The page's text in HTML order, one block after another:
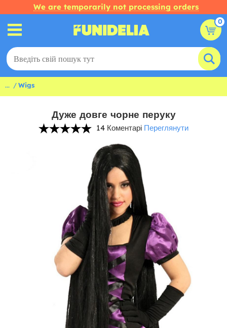
We are temporarily not processing orders
0
... Wigs
Дуже довге чорне перуку
14 Коментарі Переглянути